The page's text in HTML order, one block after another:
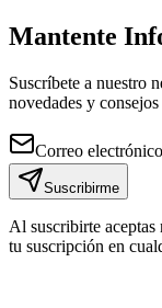
Mantente
Suscríbete a nuestro
novedades y
Correo electrónico
Suscribirme
Al suscribirte aceptas
tu suscripción en